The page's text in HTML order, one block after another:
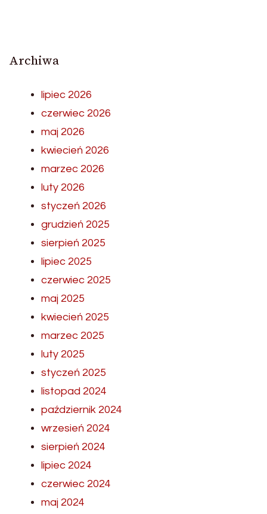
Archiwa
lipiec 2026
czerwiec 2026
maj 2026
kwiecień 2026
marzec 2026
luty 2026
styczeń 2026
grudzień 2025
sierpień 2025
lipiec 2025
czerwiec 2025
maj 2025
kwiecień 2025
marzec 2025
luty 2025
styczeń 2025
listopad 2024
październik 2024
wrzesień 2024
sierpień 2024
lipiec 2024
czerwiec 2024
maj 2024